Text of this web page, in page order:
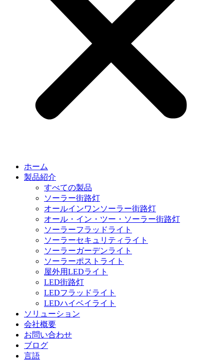
ホーム
製品紹介
すべての製品
ソーラー街路灯
オールインワンソーラー街路灯
オール・イン・ツー・ソーラー街路灯
ソーラーフラッドライト
ソーラーセキュリティライト
ソーラーガーデンライト
ソーラーポストライト
屋外用LEDライト
LED街路灯
LEDフラッドライト
LEDハイベイライト
ソリューション
会社概要
お問い合わせ
ブログ
言語